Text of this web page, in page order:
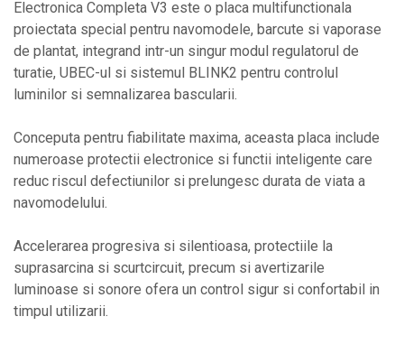
Electronica Completa V3 este o placa multifunctionala
proiectata special pentru navomodele, barcute si vaporase
de plantat, integrand intr-un singur modul regulatorul de
turatie, UBEC-ul si sistemul BLINK2 pentru controlul
luminilor si semnalizarea bascularii.
Conceputa pentru fiabilitate maxima, aceasta placa include
numeroase protectii electronice si functii inteligente care
reduc riscul defectiunilor si prelungesc durata de viata a
navomodelului.
Accelerarea progresiva si silentioasa, protectiile la
suprasarcina si scurtcircuit, precum si avertizarile
luminoase si sonore ofera un control sigur si confortabil in
timpul utilizarii.